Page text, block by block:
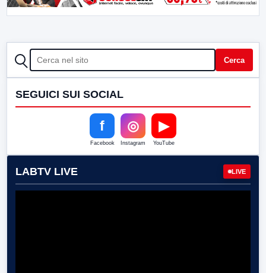
CERCA Cerca
SEGUICI SUI SOCIAL
f
Facebook
◎
Instagram
▶
YouTube
LABTV LIVE LIVE